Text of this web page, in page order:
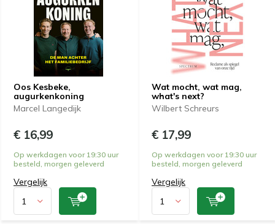
Oos Kesbeke,
augurkenkoning
Marcel Langedijk
€ 16,99
Op werkdagen voor 19:30 uur
besteld, morgen geleverd
Vergelijk
Wat mocht, wat mag,
what's next?
Wilbert Schreurs
€ 17,99
Op werkdagen voor 19:30 uur
besteld, morgen geleverd
Vergelijk